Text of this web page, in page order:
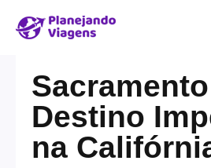
Destino
na